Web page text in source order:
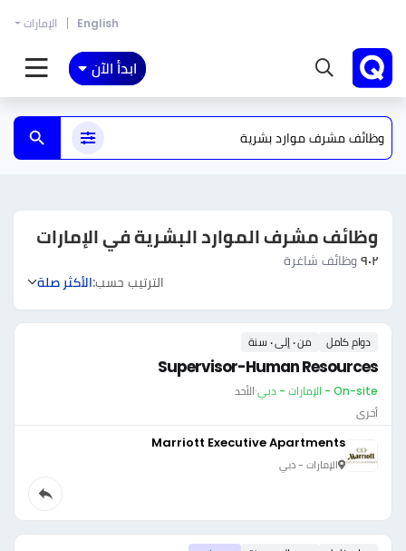
English الإمارات
ابدأ الآن
وظائف مشرف الموارد البشرية في الإمارات
٩٠٢ وظائف شاغرة
الترتيب حسب:الأكثر صلة
دوام كامل من ٠ إلى ٠ سنة
Supervisor-Human Resources
On-site - الإمارات - دبي ·الأحد
أخرى
Marriott Executive Apartments
الإمارات - دبي